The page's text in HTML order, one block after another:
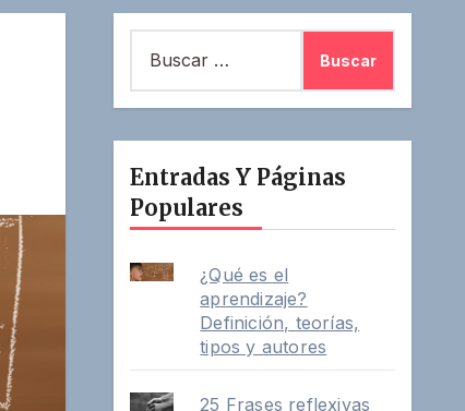
Entradas Y Páginas
Populares
¿Qué es el
aprendizaje?
Definición, teorías,
tipos y autores
25 Frases reflexivas